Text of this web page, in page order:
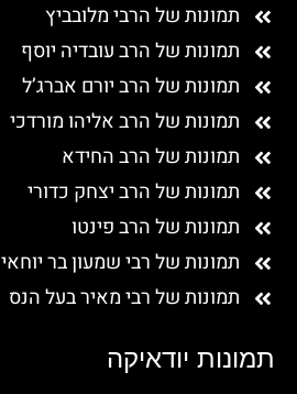
תמונות יודאיקה
תמונות של הרבי מלובביץ
תמונות של הרב עובדיה יוסף
תמונות של הרב יורם אברג’ל
תמונות של הרב אליהו מורדכי
תמונות של הרב החידא
תמונות של הרב יצחק כדורי
תמונות של הרב פינטו
תמונות של רבי שמעון בר יוחאי
תמונות של רבי מאיר בעל הנס